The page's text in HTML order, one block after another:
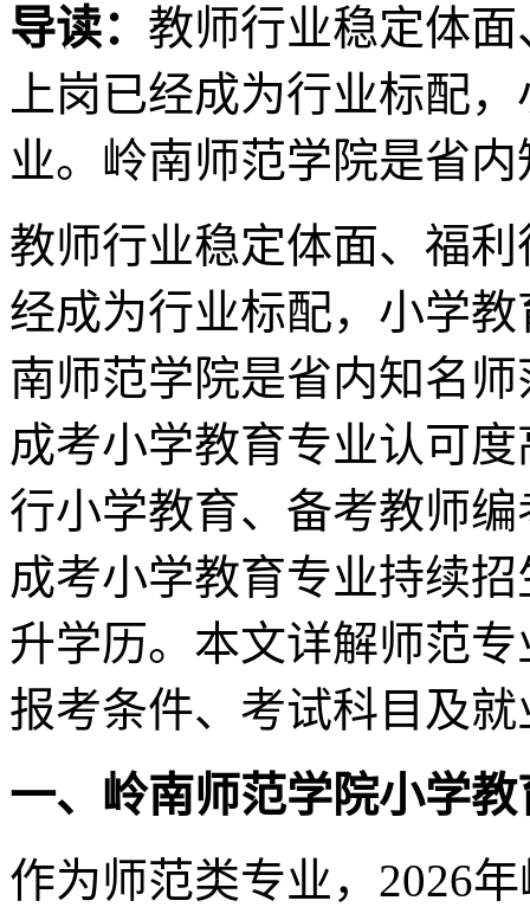
导读： 教师行业稳定体
上岗已经成为行业标配
业。岭南师范学院是省
教师行业稳定体面、福
经成为行业标配，小学
南师范学院是省内知名
成考小学教育专业认可
行小学教育、备考教师
成考小学教育专业持续
升学历。本文详解师范
报考条件、考试科目及
一、岭南师范学院小学
作为师范类专业，2026